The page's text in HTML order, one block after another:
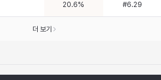
20.6% #6.29
더 보기